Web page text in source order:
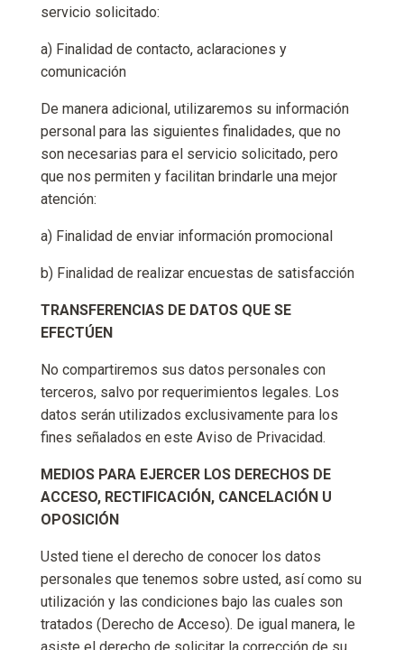
servicio solicitado:
a) Finalidad de contacto, aclaraciones y
comunicación
De manera adicional, utilizaremos su información
personal para las siguientes finalidades, que no
son necesarias para el servicio solicitado, pero
que nos permiten y facilitan brindarle una mejor
atención:
a) Finalidad de enviar información promocional
b) Finalidad de realizar encuestas de satisfacción
TRANSFERENCIAS DE DATOS QUE SE
EFECTÚEN
No compartiremos sus datos personales con
terceros, salvo por requerimientos legales. Los
datos serán utilizados exclusivamente para los
fines señalados en este Aviso de Privacidad.
MEDIOS PARA EJERCER LOS DERECHOS DE
ACCESO, RECTIFICACIÓN, CANCELACIÓN U
OPOSICIÓN
Usted tiene el derecho de conocer los datos
personales que tenemos sobre usted, así como su
utilización y las condiciones bajo las cuales son
tratados (Derecho de Acceso). De igual manera, le